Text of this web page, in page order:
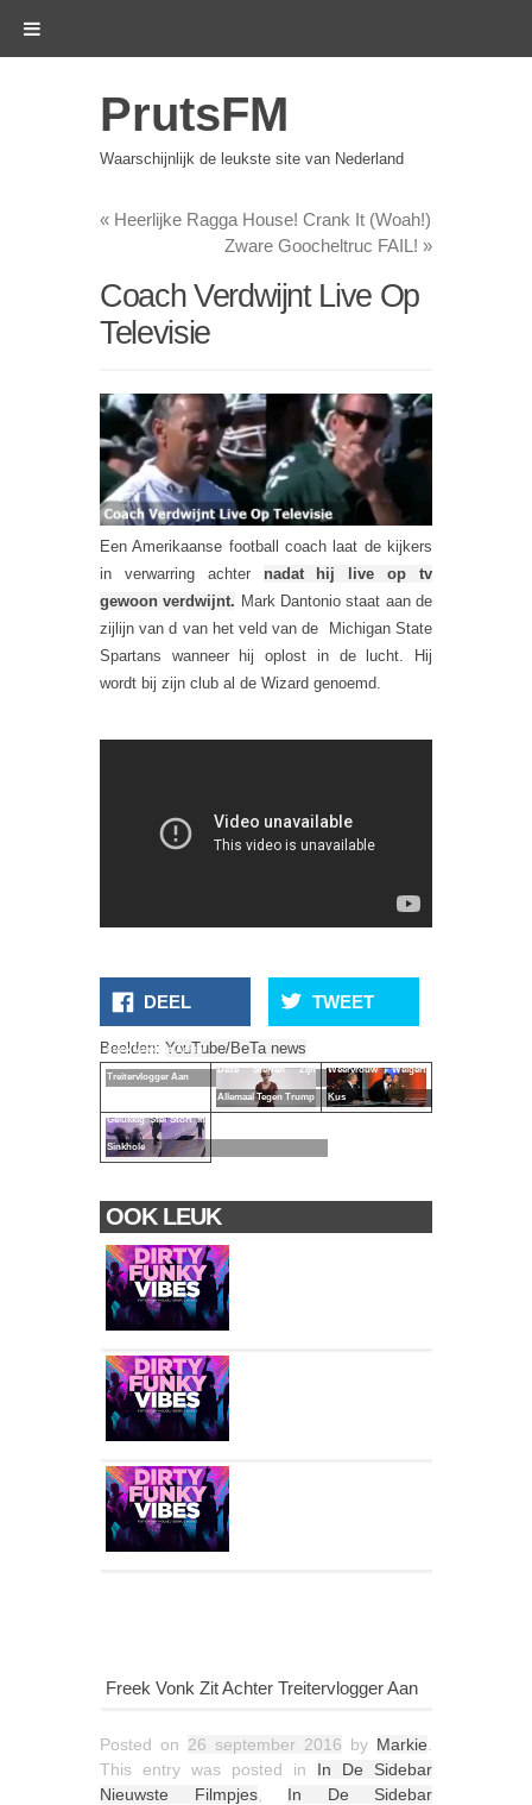
PrutsFM
Waarschijnlijk de leukste site van Nederland
« Heerlijke Ragga House! Crank It (Woah!)
Zware Goocheltruc FAIL! »
Coach Verdwijnt Live Op
Televisie
Een Amerikaanse football coach laat de kijkers
in verwarring achter nadat hij live op tv
gewoon verdwijnt. Mark Dantonio staat aan de
zijlijn van d van het veld van de Michigan State
Spartans wanneer hij oplost in de lucht. Hij
wordt bij zijn club al de Wizard genoemd.
DEEL TWEET
Beelden: YouTube/BeTa news
Freek Vonk Zit Achter
Treitervlogger Aan
Deze Sterren Zijn
Allemaal Tegen Trump
Weervrouw Weigert
Kus
Gelukkig Stel Stort In
Sinkhole
OOK LEUK
Freek Vonk Zit Achter Treitervlogger Aan
Posted on 26 september 2016 by Markie
This entry was posted in In De Sidebar
Nieuwste Filmpjes, In De Sidebar